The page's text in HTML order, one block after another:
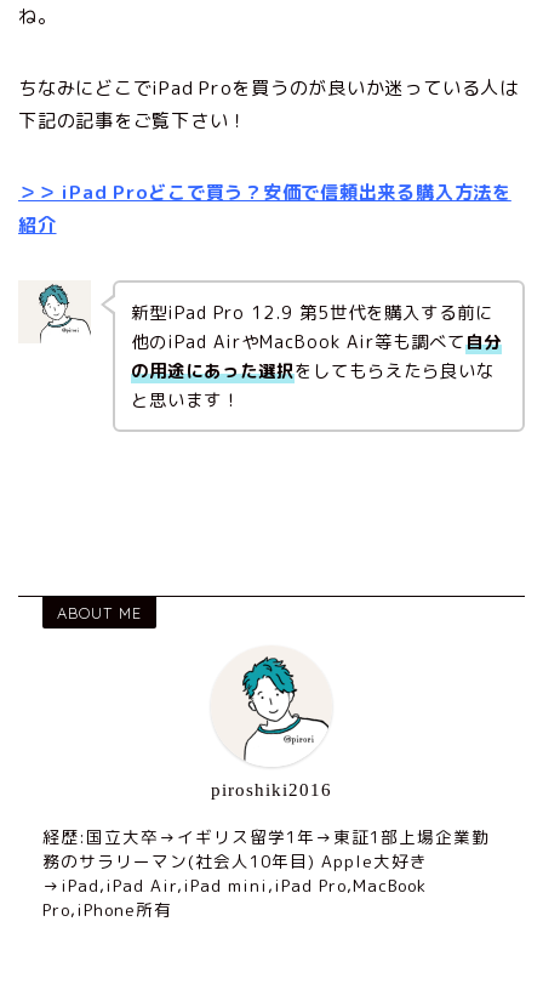
ね。
ちなみにどこでiPad Proを買うのが良いか迷っている人は
下記の記事をご覧下さい！
＞＞ iPad Proどこで買う？安価で信頼出来る購入方法を
紹介
新型iPad Pro 12.9 第5世代を購入する前に
他のiPad AirやMacBook Air等も調べて自分
の用途にあった選択をしてもらえたら良いな
と思います！
ABOUT ME
piroshiki2016
経歴:国立大卒→イギリス留学1年→東証1部上場企業勤
務のサラリーマン(社会人10年目) Apple大好き
→iPad,iPad Air,iPad mini,iPad Pro,MacBook
Pro,iPhone所有